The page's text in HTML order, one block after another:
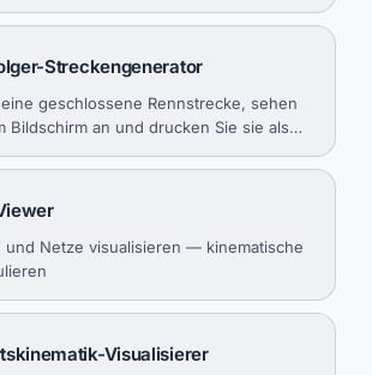
Streckengenerator
geschlossene Rennstrecke, sehen
Bildschirm an und drucken Sie sie als
und Netze visualisieren — kinematische
Visualisierer